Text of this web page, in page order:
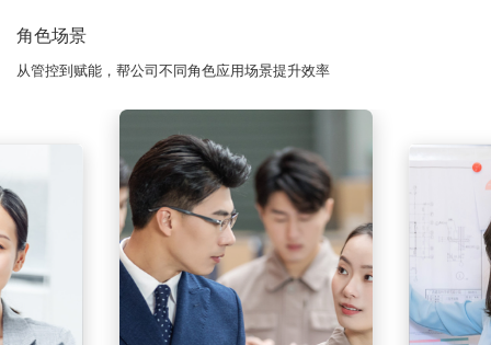
角色场景
从管控到赋能，帮公司不同角色应用场景提升效率